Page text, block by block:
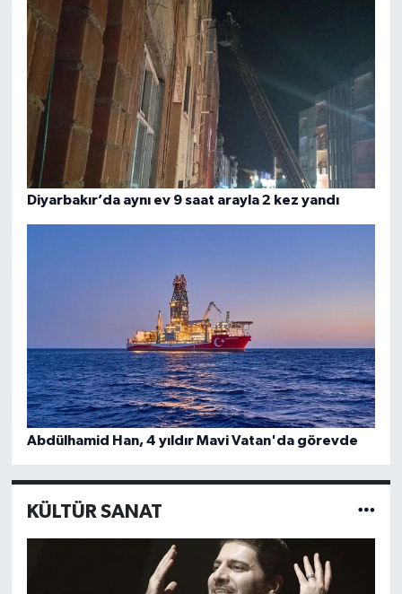
Diyarbakır’da aynı ev 9 saat arayla 2 kez yandı
Abdülhamid Han, 4 yıldır Mavi Vatan'da görevde
KÜLTÜR SANAT